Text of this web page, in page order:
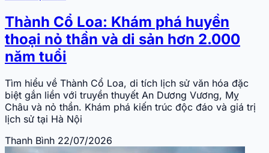
Thành Cổ Loa: Khám phá huyền
thoại nỏ thần và di sản hơn 2.000
năm tuổi
Tìm hiểu về Thành Cổ Loa, di tích lịch sử văn hóa đặc
biệt gắn liền với truyền thuyết An Dương Vương, Mỵ
Châu và nỏ thần. Khám phá kiến trúc độc đáo và giá trị
lịch sử tại Hà Nội
Thanh Bình 22/07/2026